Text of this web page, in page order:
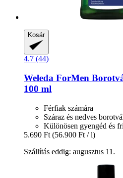
Kosár
4.7 (44)
Weleda ForMen
100 ml
Férfiak számára
Száraz és nedves
Különösen gyengéd és
5.690 Ft (56.900 Ft / l)
Szállítás eddig: augusztus 11.